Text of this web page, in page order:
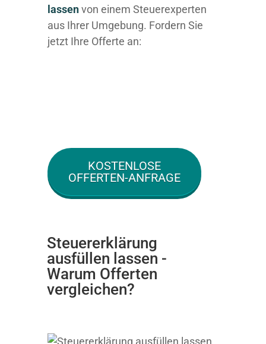
lassenvon einem Steuerexperten
aus Ihrer Umgebung. Fordern Sie
jetzt Ihre Offerte an:
KOSTENLOSE
OFFERTEN-ANFRAGE
Steuererklärung
ausfüllen lassen -
Warum Offerten
vergleichen?